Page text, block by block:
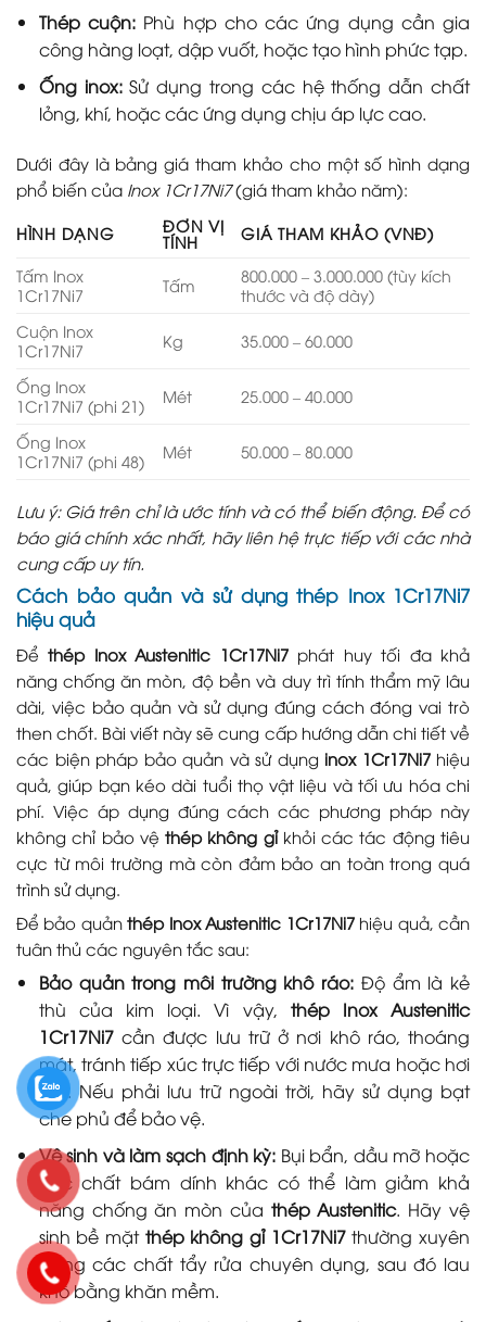
Thép cuộn: Phù hợp cho các ứng dụng cần gia
công hàng loạt, dập vuốt, hoặc tạo hình phức tạp.
Ống inox:Sử dụng trong các hệ thống dẫn chất
lỏng, khí, hoặc các ứng dụng chịu áp lực cao.
Dưới đây là bảng giá tham khảo cho một số hình dạng
phổ biến của Inox 1Cr17Ni7(giá tham khảo năm):
HÌNH DẠNG ĐƠN VỊ
TÍNH GIÁ THAM KHẢO (VNĐ)
Tấm Inox
1Cr17Ni7
Tấm
800.000 – 3.000.000 (tùy kích
thước và độ dày)
Cuộn Inox
1Cr17Ni7
Kg 35.000 – 60.000
Ống Inox
1Cr17Ni7 (phi 21)
Mét 25.000 – 40.000
Ống Inox
1Cr17Ni7 (phi 48)
Mét 50.000 – 80.000
Lưu ý: Giá trên chỉ là ước tính và có thể biến động. Để có
báo giá chính xác nhất, hãy liên hệ trực tiếp với các nhà
cung cấp uy tín.
Cách bảo quản và sử dụng thép Inox 1Cr17Ni7
hiệu quả
Đểthép Inox Austenitic 1Cr17Ni7phát huy tối đa khả
năng chống ăn mòn, độ bền và duy trì tính thẩm mỹ lâu
dài, việc bảo quản và sử dụng đúng cách đóng vai trò
then chốt. Bài viết này sẽ cung cấp hướng dẫn chi tiết về
các biện pháp bảo quản và sử dụng inox 1Cr17Ni7hiệu
quả, giúp bạn kéo dài tuổi thọ vật liệu và tối ưu hóa chi
phí. Việc áp dụng đúng cách các phương pháp này
không chỉ bảo vệthép không gỉkhỏi các tác động tiêu
cực từ môi trường mà còn đảm bảo an toàn trong quá
trình sử dụng.
Để bảo quảnthép Inox Austenitic 1Cr17Ni7hiệu quả, cần
tuân thủ các nguyên tắc sau:
Bảo quản trong môi trường khô ráo: Độ ẩm là kẻ
thù của kim loại. Vì vậy, thép Inox Austenitic
1Cr17Ni7cần được lưu trữ ở nơi khô ráo, thoáng
mát, tránh tiếp xúc trực tiếp với nước mưa hoặc hơi
ẩm. Nếu phải lưu trữ ngoài trời, hãy sử dụng bạt
che phủ để bảo vệ.
Vệ sinh và làm sạch định kỳ: Bụi bẩn, dầu mỡ hoặc
các chất bám dính khác có thể làm giảm khả
năng chống ăn mòn của thép Austenitic. Hãy vệ
sinh bề mặt thép không gỉ 1Cr17Ni7thường xuyên
bằng các chất tẩy rửa chuyên dụng, sau đó lau
khô bằng khăn mềm.